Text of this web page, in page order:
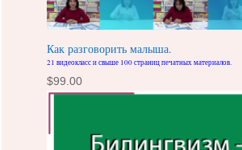
Как разговорить малыша.
21 видеокласс и свыше 100 страниц печатных материалов.
$99.00